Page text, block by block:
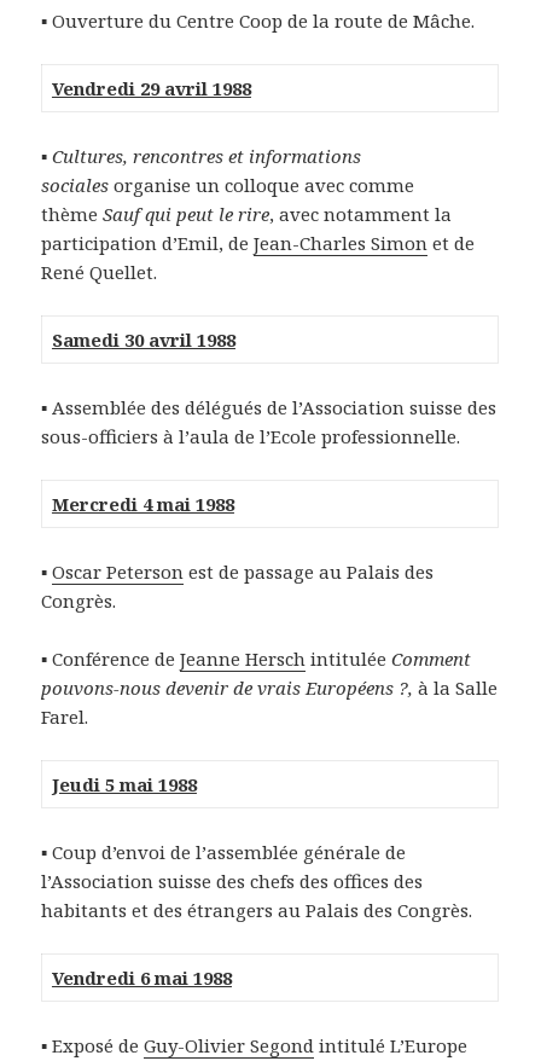
▪ Ouverture du Centre Coop de la route de Mâche.
Vendredi 29 avril 1988
▪Cultures, rencontres et informations
sociales organise un colloque avec comme
thèmeSauf qui peut le rire, avec notamment la
participation d’Emil, deJean-Charles Simon et de
René Quellet.
Samedi 30 avril 1988
▪ Assemblée des délégués de l’Association suisse des
sous-officiers à l’aula de l’Ecole professionnelle.
Mercredi 4 mai 1988
▪Oscar Peterson est de passage au Palais des
Congrès.
▪ Conférence deJeanne Hersch intituléeComment
pouvons-nous devenir de vrais Européens ?, à la Salle
Farel.
Jeudi 5 mai 1988
▪ Coup d’envoi de l’assemblée générale de
l’Association suisse des chefs des offices des
habitants et des étrangers au Palais des Congrès.
Vendredi 6 mai 1988
▪ Exposé deGuy-Olivier Segond intitulé L’Europe